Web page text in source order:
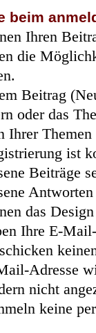
beim
Ihren
die
Beitrag
oder das
Ihrer
ist
Beiträge
das
Ihre E-
Adresse
nicht
keine